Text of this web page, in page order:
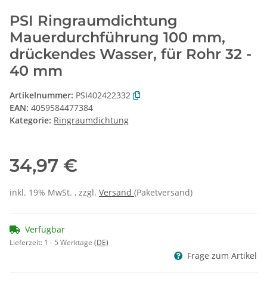
PSI Ringraumdichtung
Mauerdurchführung 100 mm,
drückendes Wasser, für Rohr 32 -
40 mm
Artikelnummer: PSI402422332
EAN: 4059584477384
Kategorie: Ringraumdichtung
34,97 €
inkl. 19% MwSt. , zzgl. Versand (Paketversand)
Verfügbar
Lieferzeit: 1 - 5 Werktage (DE)
Frage zum Artikel